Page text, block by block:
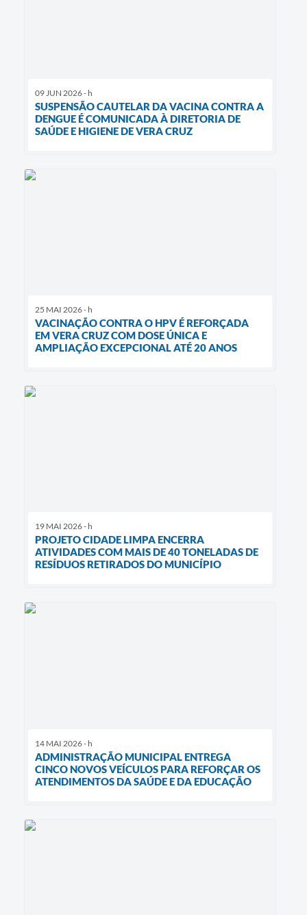
09 JUN 2026 - h
SUSPENSÃO CAUTELAR DA VACINA CONTRA A
DENGUE É COMUNICADA À DIRETORIA DE
SAÚDE E HIGIENE DE VERA CRUZ
25 MAI 2026 - h
VACINAÇÃO CONTRA O HPV É REFORÇADA
EM VERA CRUZ COM DOSE ÚNICA E
AMPLIAÇÃO EXCEPCIONAL ATÉ 20 ANOS
19 MAI 2026 - h
PROJETO CIDADE LIMPA ENCERRA
ATIVIDADES COM MAIS DE 40 TONELADAS DE
RESÍDUOS RETIRADOS DO MUNICÍPIO
14 MAI 2026 - h
ADMINISTRAÇÃO MUNICIPAL ENTREGA
CINCO NOVOS VEÍCULOS PARA REFORÇAR OS
ATENDIMENTOS DA SAÚDE E DA EDUCAÇÃO